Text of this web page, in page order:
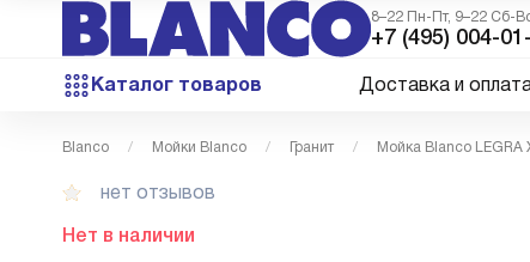
8–22 Пн-Пт, 9–22 Сб-
+7 (495) 004-
Каталог товаров Доставка и
Blanco Мойки Blanco Гранит Мойка Blanco
нет отзывов
Нет в наличии